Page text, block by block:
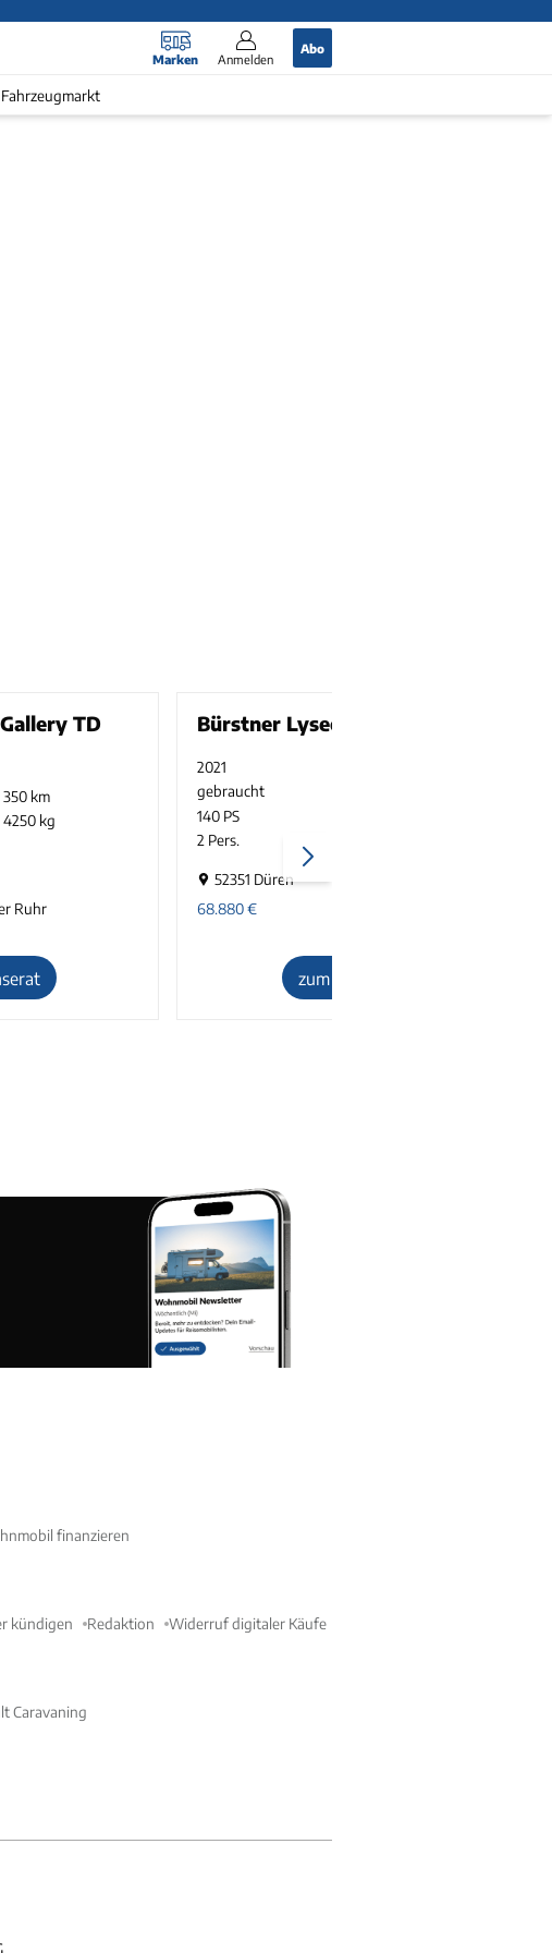
Marken Anmelden
Abo
Fahrzeugmarkt
TD
350 km
4250 kg
Ruhr
Bürstner Lyseo TD 728 G
2021
gebraucht
140 PS
2 Pers.
52351 Düren
68.880€
zum Inserat
finanzieren
kündigen Redaktion Widerruf digitaler Käufe
Caravaning